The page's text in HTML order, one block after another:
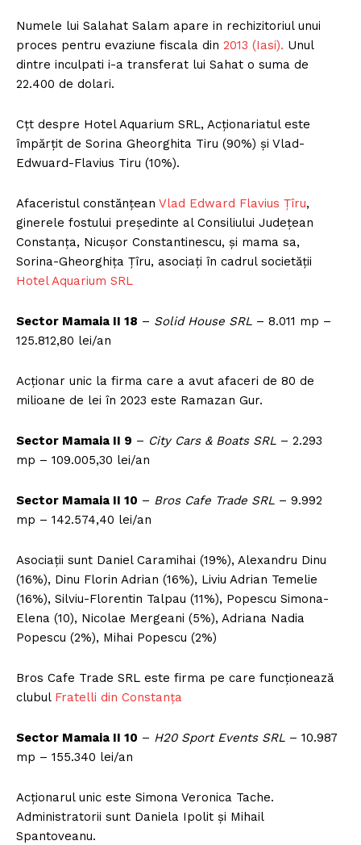
Numele lui Salahat Salam apare in rechizitoriul unui
proces pentru evaziune fiscala din 2013 (Iasi). Unul
dintre inculpati i-a transferat lui Sahat o suma de
22.400 de dolari.
Cțt despre Hotel Aquarium SRL, Acționariatul este
împărțit de Sorina Gheorghita Tiru (90%) și Vlad-
Edwuard-Flavius Tiru (10%).
Afaceristul constănțean Vlad Edward Flavius Țîru,
ginerele fostului președinte al Consiliului Județean
Constanța, Nicușor Constantinescu, și mama sa,
Sorina-Gheorghiţa Ţîru, asociaţi în cadrul societăţii
Hotel Aquarium SRL
Sector Mamaia II 18 – Solid House SRL – 8.011 mp –
125.812,80 lei/an
Acționar unic la firma care a avut afaceri de 80 de
milioane de lei în 2023 este Ramazan Gur.
Sector Mamaia II 9 – City Cars & Boats SRL – 2.293
mp – 109.005,30 lei/an
Sector Mamaia II 10 – Bros Cafe Trade SRL – 9.992
mp – 142.574,40 lei/an
Asociații sunt Daniel Caramihai (19%), Alexandru Dinu
(16%), Dinu Florin Adrian (16%), Liviu Adrian Temelie
(16%), Silviu-Florentin Talpau (11%), Popescu Simona-
Elena (10), Nicolae Mergeani (5%), Adriana Nadia
Popescu (2%), Mihai Popescu (2%)
Bros Cafe Trade SRL este firma pe care funcționează
clubul Fratelli din Constanţa
Sector Mamaia II 10 – H20 Sport Events SRL – 10.987
mp – 155.340 lei/an
Acționarul unic este Simona Veronica Tache.
Administratorii sunt Daniela Ipolit și Mihail
Spantoveanu.